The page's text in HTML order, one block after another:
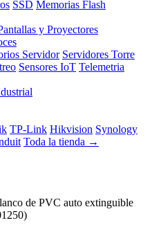
SSD Memorias Flash
y Proyectores
Servidor Servidores Torre
Sensores IoT Telemetria
TP-Link Hikvision Synology
Toda la tienda →
de PVC auto extinguible